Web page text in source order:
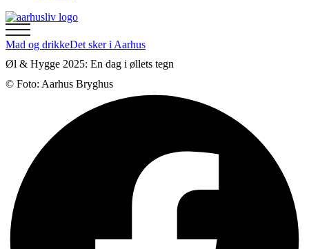
Mad og drikkeDet sker i Aarhus
Øl & Hygge 2025: En dag i øllets tegn
© Foto: Aarhus Bryghus